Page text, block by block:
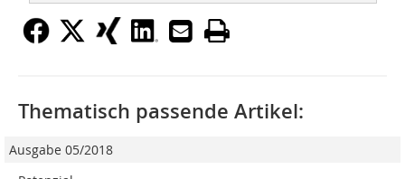
Thematisch passende Artikel:
Ausgabe 05/2018